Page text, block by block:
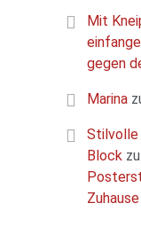
Mit
gegen
Marina
Stilvolle
Block zu
Zuhause